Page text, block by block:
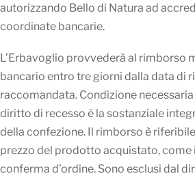
autorizzando Bello di Natura ad
coordinate bancarie.
L’Erbavoglio provvederà al rimborso
bancario entro tre giorni dalla data di
raccomandata. Condizione necessaria
diritto di recesso è la sostanziale
della confezione. Il rimborso è
prezzo del prodotto acquistato, come
conferma d’ordine. Sono esclusi dal